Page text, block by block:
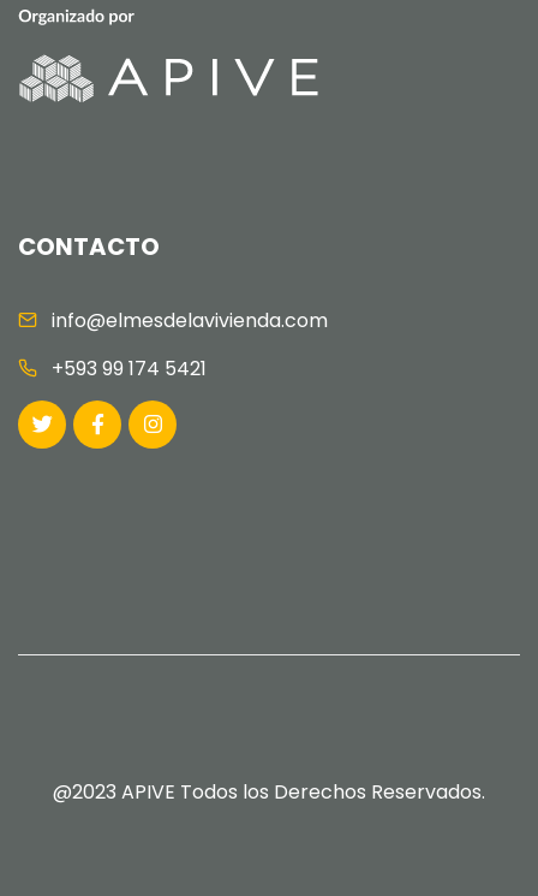
CONTACTO
info@elmesdelavivienda.com
+593 99 174 5421
@2023 APIVE Todos los Derechos Reservados.